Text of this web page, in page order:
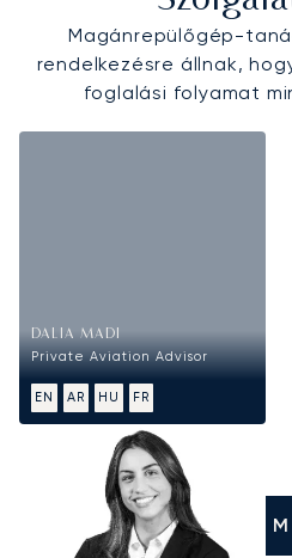
Magánrepülőgép-
rendelkezésre állnak,
foglalási folyamat
DALIA MADI
Private Aviation Advisor
EN AR HU FR
HÍVJON